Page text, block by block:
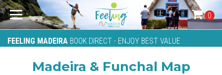
FEELING MADEIRA BOOK DIRECT - ENJOY BEST VALUE
0
Madeira & Funchal Map